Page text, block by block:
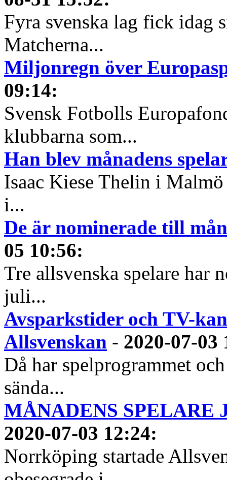
Fyra svenska lag fick idag
Matcherna...
Miljonregn över
09:14:
Svensk Fotbolls
klubbarna som...
Han blev månadens
Isaac Kiese Thelin i
i...
De är nominerade till
05 10:56:
Tre allsvenska spelare har
juli...
Avsparkstider och TV-
Allsvenskan - 2020-07-03
Då har spelprogrammet
sända...
MÅNADENS SPELARE
2020-07-03 12:24:
Norrköping startade